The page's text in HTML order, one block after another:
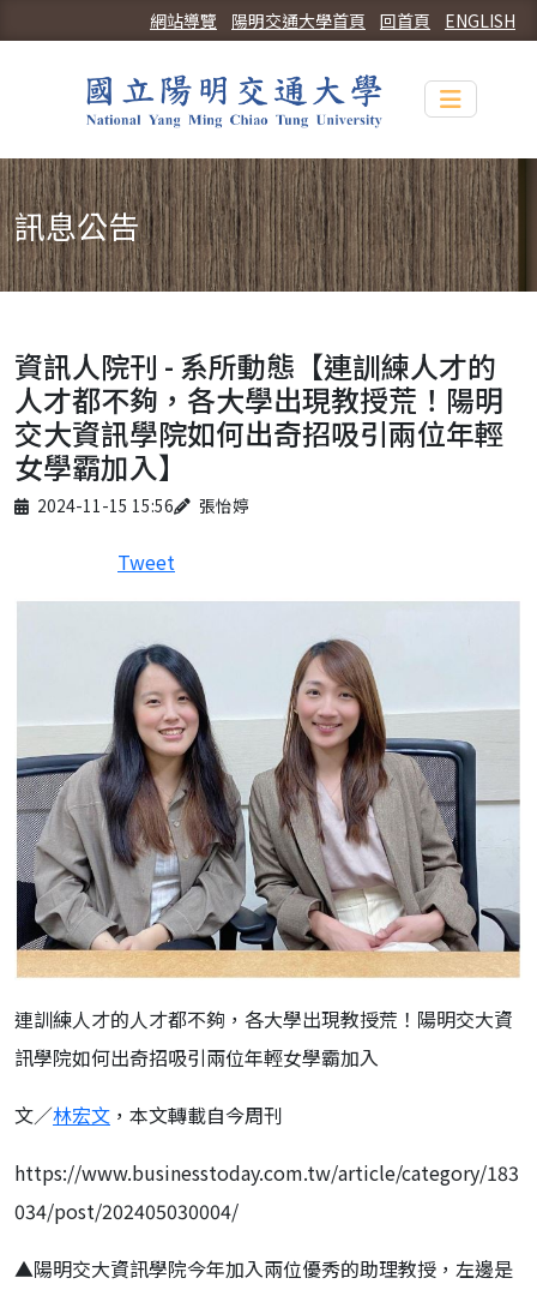
ENGLISH
回首頁
陽明交通大學首頁
網站導覽
Toggle
訊息公告
資訊人院刊 - 系所動態【連訓練人才的
人才都不夠，各大學出現教授荒！陽明
交大資訊學院如何出奇招吸引兩位年輕
女學霸加入】
Published on
2024-11-15 15:56
Author 張怡婷
Tweet
連訓練人才的人才都不夠，各大學出現教授荒！陽明交大資
訊學院如何出奇招吸引兩位年輕女學霸加入
文／林宏文 ，本文轉載自今周刊
https://www.businesstoday.com.tw/article/category/183
034/post/202405030004/
▲陽明交大資訊學院今年加入兩位優秀的助理教授，左邊是